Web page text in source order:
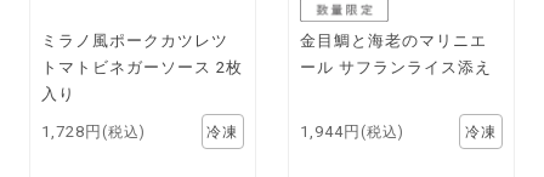
ミラノ風ポークカツレツ
トマトビネガーソース 2枚
入り
1,728円 (税込)
金目鯛と海老のマリニエ
ール サフランライス添え
1,944円 (税込)